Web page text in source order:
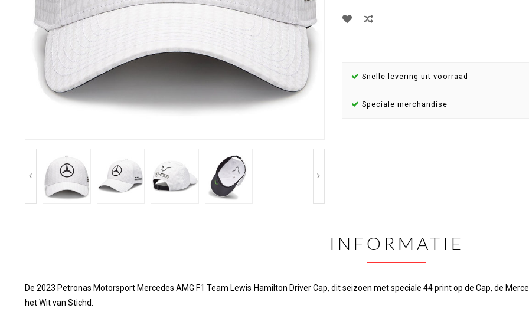
Snelle levering uit voorraad
Speciale merchandise
INFORMATIE
De 2023 Petronas Motorsport Mercedes AMG F1 Team Lewis Hamilton Driver Cap, dit seizoen met speciale 44 print op de Cap, de
het Wit van Stichd.